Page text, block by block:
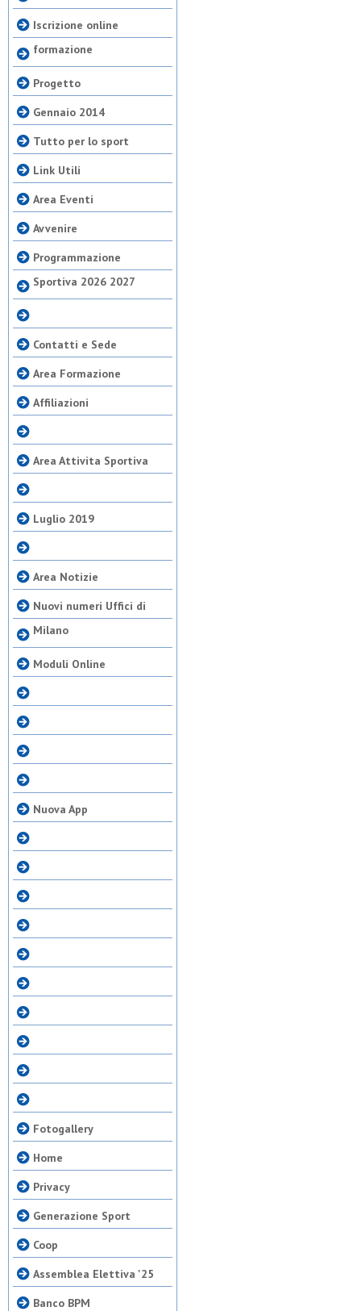
Iscrizione online
formazione
Progetto
Gennaio 2014
Tutto per lo sport
Link Utili
Area Eventi
Avvenire
Programmazione
Sportiva 2026 2027
Contatti e Sede
Area Formazione
Affiliazioni
Area Attivita Sportiva
Luglio 2019
Area Notizie
Nuovi numeri Uffici di
Milano
Moduli Online
Nuova App
Fotogallery
Home
Privacy
Generazione Sport
Coop
Assemblea Elettiva '25
Banco BPM